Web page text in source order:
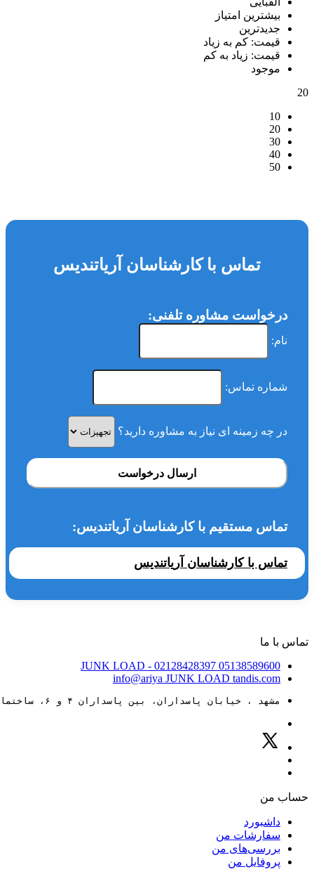
بیشترین امتیاز
جدیدترین
قیمت: کم به زیاد
قیمت: زیاد به کم
موجود
20
10
20
30
40
50
تماس با کارشناسان آریاتندیس
درخواست مشاوره تلفنی:
نام:
شماره تماس:
در چه زمینه ای نیاز به مشاوره دارید؟
ارسال درخواست
تماس مستقیم با کارشناسان آریاتندیس:
تماس با کارشناسان آریاتندیس
تماس با ما
05138589600
JUNK LOAD - 02128428397
info@ariya JUNK LOAD tandis.com
مشهد ، خیابان پاسداران، بین پاسداران ۴ و ۶، ساختمان ۸۸
حساب من
داشبورد
سفارشات من
بررسی‌های من
پروفایل من